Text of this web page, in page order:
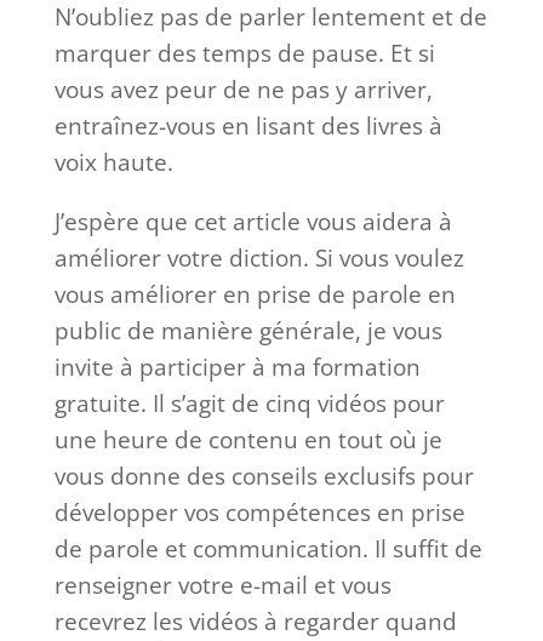
N’oubliez pas de parler lentement et de
marquer des temps de pause. Et si
vous avez peur de ne pas y arriver,
entraînez-vous en lisant des livres à
voix haute.
J’espère que cet article vous aidera à
améliorer votre diction. Si vous voulez
vous améliorer en prise de parole en
public de manière générale, je vous
invite à participer à ma formation
gratuite. Il s’agit de cinq vidéos pour
une heure de contenu en tout où je
vous donne des conseils exclusifs pour
développer vos compétences en prise
de parole et communication. Il suffit de
renseigner votre e-mail et vous
recevrez les vidéos à regarder quand